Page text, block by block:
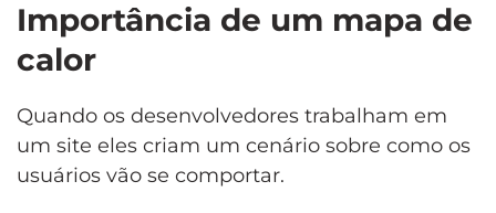
Importância de um mapa de
calor
Quando os desenvolvedores trabalham em
um site eles criam um cenário sobre como os
usuários vão se comportar.